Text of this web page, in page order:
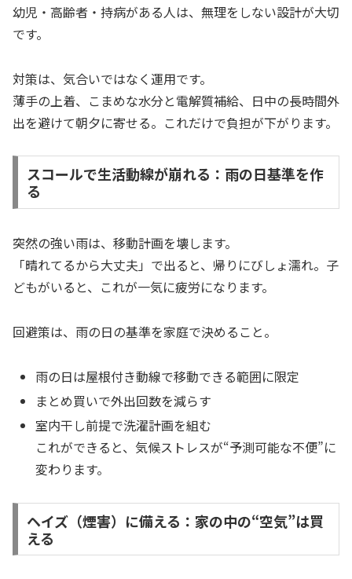
幼児・高齢者・持病がある人は、無理をしない設計が大切
です。
対策は、気合いではなく運用です。
薄手の上着、こまめな水分と電解質補給、日中の長時間外
出を避けて朝夕に寄せる。これだけで負担が下がります。
スコールで生活動線が崩れる：雨の日基準を作
る
突然の強い雨は、移動計画を壊します。
「晴れてるから大丈夫」で出ると、帰りにびしょ濡れ。子
どもがいると、これが一気に疲労になります。
回避策は、雨の日の基準を家庭で決めること。
雨の日は屋根付き動線で移動できる範囲に限定
まとめ買いで外出回数を減らす
室内干し前提で洗濯計画を組む
これができると、気候ストレスが“予測可能な不便”に
変わります。
ヘイズ（煙害）に備える：家の中の“空気”は買
える